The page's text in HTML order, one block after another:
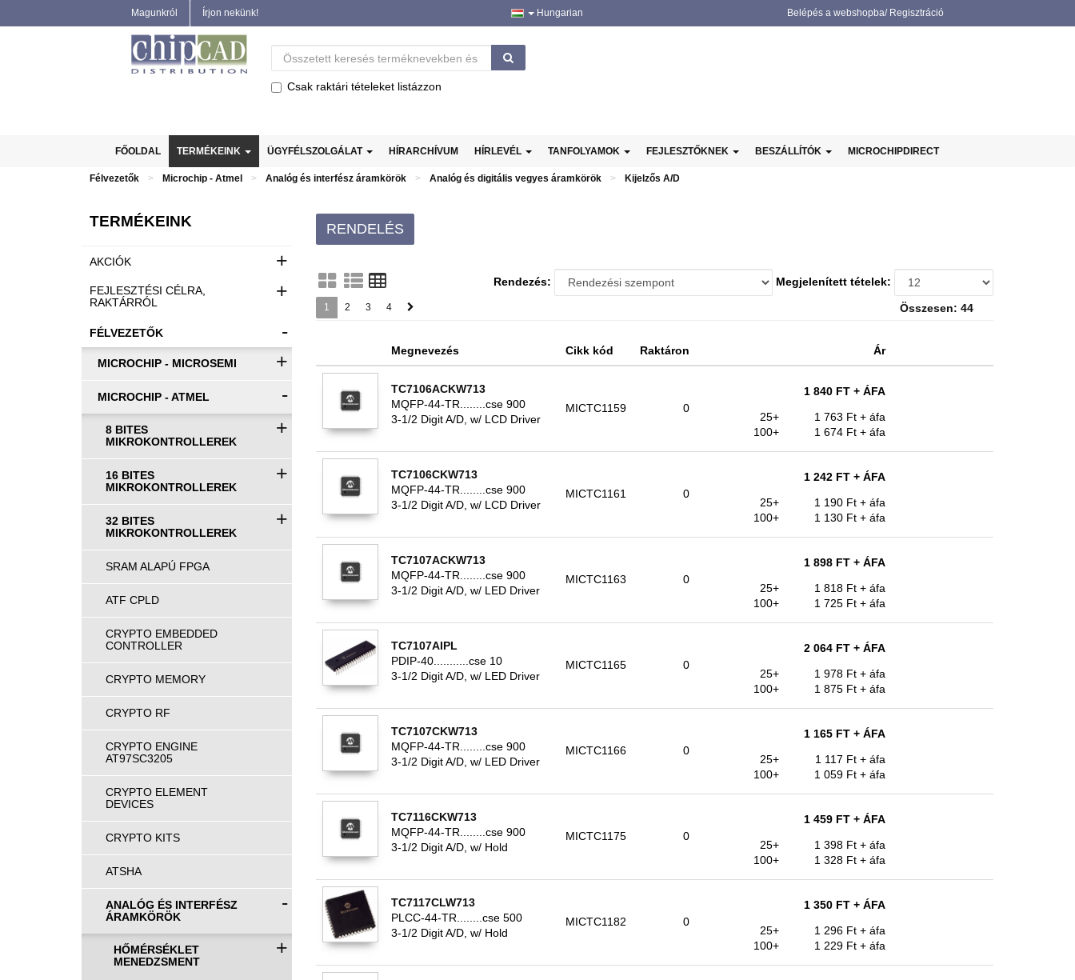
Magunkról Írjon nekünk! Hungarian Belépés a webshopba/ Regisztráció
Csak raktári tételeket listázzon
FŐOLDAL TERMÉKEINK ÜGYFÉLSZOLGÁLAT HÍRARCHÍVUM HÍRLEVÉL TANFOLYAMOK FEJLESZTŐKNEK BESZÁLLÍTÓK MICROCHIPDIRECT
Félvezetők Microchip - Atmel Analóg és interfész áramkörök Analóg és digitális vegyes áramkörök Kijelzős A/D
TERMÉKEINK
AKCIÓK +
FEJLESZTÉSI CÉLRA,
RAKTÁRRÓL
+
FÉLVEZETŐK -
MICROCHIP - MICROSEMI +
MICROCHIP - ATMEL -
8 BITES
MIKROKONTROLLEREK
+
16 BITES
MIKROKONTROLLEREK
+
32 BITES
MIKROKONTROLLEREK
+
SRAM ALAPÚ FPGA
ATF CPLD
CRYPTO EMBEDDED
CONTROLLER
CRYPTO MEMORY
CRYPTO RF
CRYPTO ENGINE
AT97SC3205
CRYPTO ELEMENT
DEVICES
CRYPTO KITS
ATSHA
ANALÓG ÉS INTERFÉSZ
ÁRAMKÖRÖK
-
HŐMÉRSÉKLET
MENEDZSMENT
+
RENDELÉS
Rendezés: Megjelenített tételek:
1 2 3 4 Összesen: 44
Megnevezés Cikk kód Raktáron Ár
TC7106ACKW713
MQFP-44-TR........cse 900
3-1/2 Digit A/D, w/ LCD Driver
MICTC1159 0
1 840 FT + ÁFA
25+
1 763 Ft + áfa
100+
1 674 Ft + áfa
TC7106CKW713
MQFP-44-TR........cse 900
3-1/2 Digit A/D, w/ LCD Driver
MICTC1161 0
1 242 FT + ÁFA
25+
1 190 Ft + áfa
100+
1 130 Ft + áfa
TC7107ACKW713
MQFP-44-TR........cse 900
3-1/2 Digit A/D, w/ LED Driver
MICTC1163 0
1 898 FT + ÁFA
25+
1 818 Ft + áfa
100+
1 725 Ft + áfa
TC7107AIPL
PDIP-40...........cse 10
3-1/2 Digit A/D, w/ LED Driver
MICTC1165 0
2 064 FT + ÁFA
25+
1 978 Ft + áfa
100+
1 875 Ft + áfa
TC7107CKW713
MQFP-44-TR........cse 900
3-1/2 Digit A/D, w/ LED Driver
MICTC1166 0
1 165 FT + ÁFA
25+
1 117 Ft + áfa
100+
1 059 Ft + áfa
TC7116CKW713
MQFP-44-TR........cse 900
3-1/2 Digit A/D, w/ Hold
MICTC1175 0
1 459 FT + ÁFA
25+
1 398 Ft + áfa
100+
1 328 Ft + áfa
TC7117CLW713
PLCC-44-TR........cse 500
3-1/2 Digit A/D, w/ Hold
MICTC1182 0
1 350 FT + ÁFA
25+
1 296 Ft + áfa
100+
1 229 Ft + áfa